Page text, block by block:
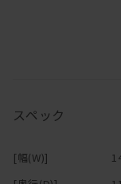
背には、ラバーウレ
クッションの型崩れ
小さいお子様やペッ
可能です。
そのため、「イメー
スペック
[幅(W)]